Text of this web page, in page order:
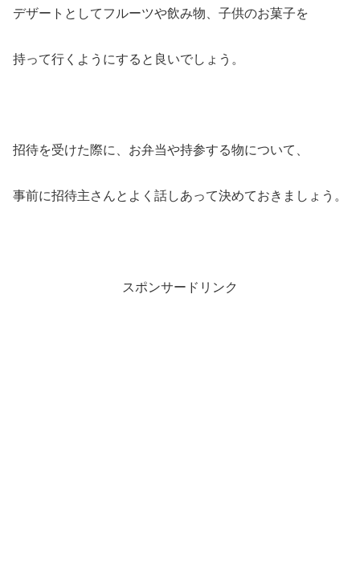
デザートとしてフルーツや飲み物、子供のお菓子を
持って行くようにすると良いでしょう。
招待を受けた際に、お弁当や持参する物について、
事前に招待主さんとよく話しあって決めておきましょう。
スポンサードリンク